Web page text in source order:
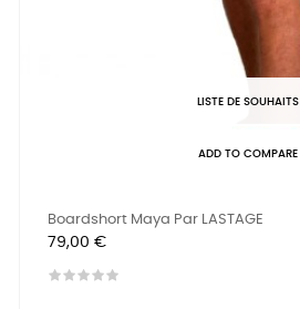
LISTE DE SOUHAITS
ADD TO COMPARE
Boardshort Maya Par LASTAGE
Prix
79,00 €